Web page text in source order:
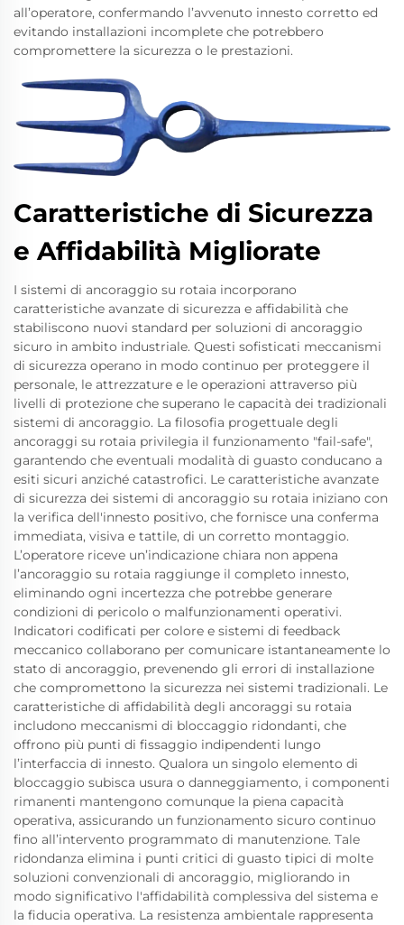
all’operatore, confermando l’avvenuto innesto corretto ed
evitando installazioni incomplete che potrebbero
compromettere la sicurezza o le prestazioni.
Caratteristiche di Sicurezza
e Affidabilità Migliorate
I sistemi di ancoraggio su rotaia incorporano
caratteristiche avanzate di sicurezza e affidabilità che
stabiliscono nuovi standard per soluzioni di ancoraggio
sicuro in ambito industriale. Questi sofisticati meccanismi
di sicurezza operano in modo continuo per proteggere il
personale, le attrezzature e le operazioni attraverso più
livelli di protezione che superano le capacità dei tradizionali
sistemi di ancoraggio. La filosofia progettuale degli
ancoraggi su rotaia privilegia il funzionamento "fail-safe",
garantendo che eventuali modalità di guasto conducano a
esiti sicuri anziché catastrofici. Le caratteristiche avanzate
di sicurezza dei sistemi di ancoraggio su rotaia iniziano con
la verifica dell'innesto positivo, che fornisce una conferma
immediata, visiva e tattile, di un corretto montaggio.
L’operatore riceve un’indicazione chiara non appena
l’ancoraggio su rotaia raggiunge il completo innesto,
eliminando ogni incertezza che potrebbe generare
condizioni di pericolo o malfunzionamenti operativi.
Indicatori codificati per colore e sistemi di feedback
meccanico collaborano per comunicare istantaneamente lo
stato di ancoraggio, prevenendo gli errori di installazione
che compromettono la sicurezza nei sistemi tradizionali. Le
caratteristiche di affidabilità degli ancoraggi su rotaia
includono meccanismi di bloccaggio ridondanti, che
offrono più punti di fissaggio indipendenti lungo
l’interfaccia di innesto. Qualora un singolo elemento di
bloccaggio subisca usura o danneggiamento, i componenti
rimanenti mantengono comunque la piena capacità
operativa, assicurando un funzionamento sicuro continuo
fino all’intervento programmato di manutenzione. Tale
ridondanza elimina i punti critici di guasto tipici di molte
soluzioni convenzionali di ancoraggio, migliorando in
modo significativo l'affidabilità complessiva del sistema e
la fiducia operativa. La resistenza ambientale rappresenta